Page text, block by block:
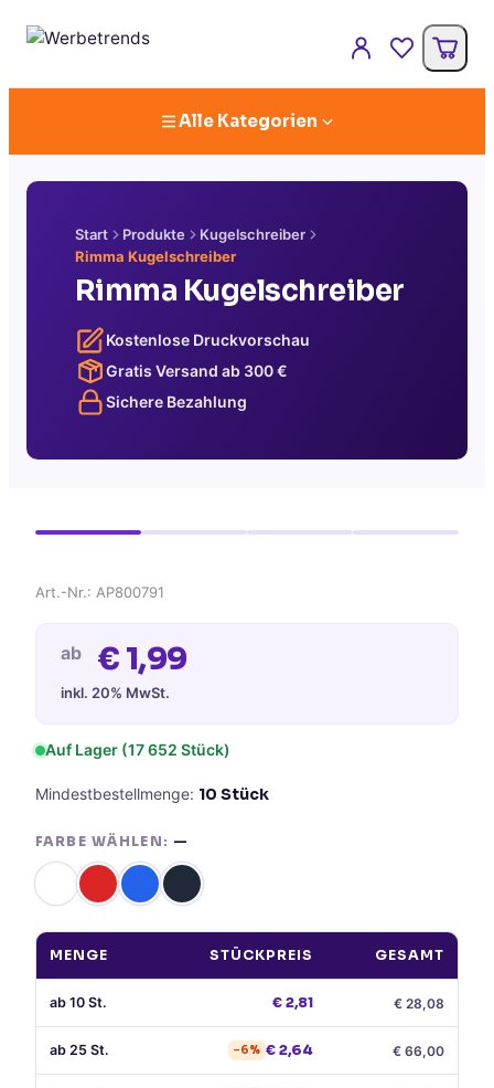
Alle Kategorien
Start Produkte
Kugelschreiber
Rimma Kugelschreiber
Rimma Kugelschreiber
Kostenlose Druckvorschau
Gratis Versand ab 300€
Sichere Bezahlung
Art.-Nr.: AP800791
ab € 1,99
inkl. 20% MwSt.
Auf Lager (17 652 Stück)
Mindestbestellmenge: 10 Stück
FARBE WÄHLEN: —
MENGE STÜCKPREIS GESAMT
ab 10 St. €2,81 € 28,08
ab 25 St. −6% €2,64 € 66,00